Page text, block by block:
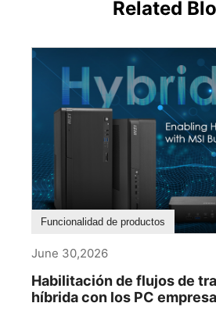
Related
Funcionalidad de productos
June 30,2026
Habilitación de flujos de
híbrida con los PC